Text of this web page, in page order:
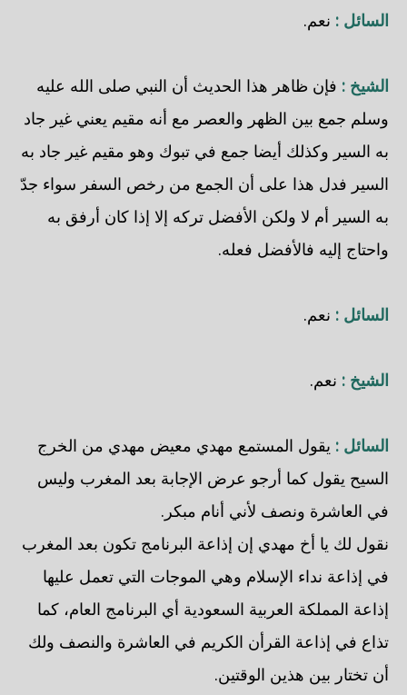
السائل : نعم.
الشيخ : فإن ظاهر هذا الحديث أن النبي صلى الله عليه
وسلم جمع بين الظهر والعصر مع أنه مقيم يعني غير جاد
به السير وكذلك أيضا جمع في تبوك وهو مقيم غير جاد به
السير فدل هذا على أن الجمع من رخص السفر سواء جدّ
به السير أم لا ولكن الأفضل تركه إلا إذا كان أرفق به
واحتاج إليه فالأفضل فعله.
السائل : نعم.
الشيخ : نعم.
السائل : يقول المستمع مهدي معيض مهدي من الخرج
السيح يقول كما أرجو عرض الإجابة بعد المغرب وليس
في العاشرة ونصف لأني أنام مبكر.
نقول لك يا أخ مهدي إن إذاعة البرنامج تكون بعد المغرب
في إذاعة نداء الإسلام وهي الموجات التي تعمل عليها
إذاعة المملكة العربية السعودية أي البرنامج العام، كما
تذاع في إذاعة القرأن الكريم في العاشرة والنصف ولك
أن تختار بين هذين الوقتين.